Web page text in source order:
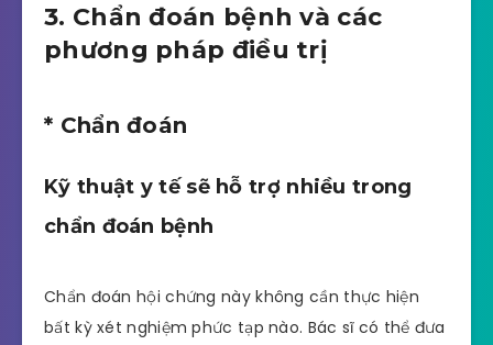
3. Chẩn đoán bệnh và các
phương pháp điều trị
* Chẩn đoán
Kỹ thuật y tế sẽ hỗ trợ nhiều trong
chẩn đoán bệnh
Chẩn đoán hội chứng này không cần thực hiện
bất kỳ xét nghiệm phức tạp nào. Bác sĩ có thể đưa